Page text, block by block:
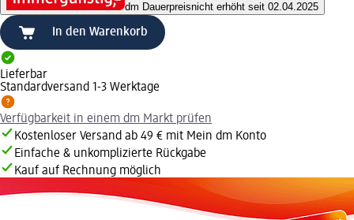
dm Dauerpreisnicht erhöht seit 02.04.2025
In den Warenkorb
Lieferbar
Standardversand 1-3 Werktage
Verfügbarkeit in einem dm Markt prüfen
Kostenloser Versand ab 49 € mit Mein dm Konto
Einfache & unkomplizierte Rückgabe
Kauf auf Rechnung möglich